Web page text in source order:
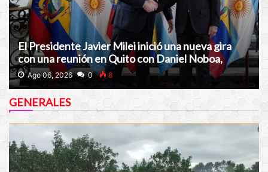
El Presidente Javier Milei inició una nueva gira
con una reunión en Quito con Daniel Noboa,
presidente de Ecuador
Ago 06, 2026 0 8
GENERALES